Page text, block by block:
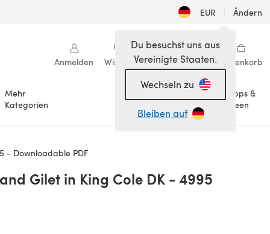
EUR | Ändern
Anmelden Wishlist Meine Bibliothek Warenkorb
Mehr
Kategorien
Anlässe
Tipps &
Ideen
Du besuchst uns aus
Vereinigte Staaten.
Wechseln zu
Bleiben auf
- Downloadable PDF
Gilet in King Cole DK - 4995